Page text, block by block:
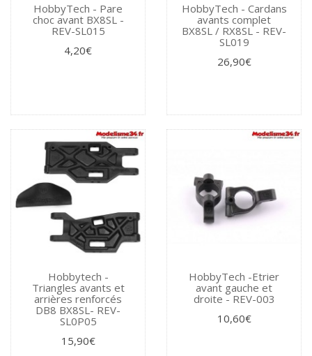
HobbyTech - Pare
choc avant BX8SL -
REV-SL015
4,20€
HobbyTech - Cardans
avants complet
BX8SL / RX8SL - REV-
SL019
26,90€
Hobbytech -
Triangles avants et
arrières renforcés
DB8 BX8SL- REV-
SL0P05
15,90€
HobbyTech -Etrier
avant gauche et
droite - REV-003
10,60€